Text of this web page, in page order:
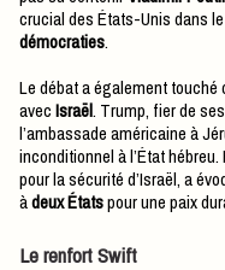
crucial des États-Unis dans
démocraties.
Le débat a également
avecIsraël. Trump, fier de
l’ambassade américaine à
inconditionnel à l’État
pour la sécurité d’Israël, a
àdeux Étatspour une paix
Le renfort Swift